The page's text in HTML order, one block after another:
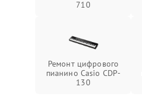
710
Ремонт цифрового
пианино Casio CDP-
130